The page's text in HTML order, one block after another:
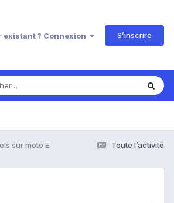
existant ? Connexion S’inscrire
Toute l’activité
sur moto E